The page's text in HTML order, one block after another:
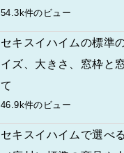
54.3k件のビュー
セキスイハイムの標準
イズ、大きさ、窓枠と
て
46.9k件のビュー
セキスイハイムで選べ